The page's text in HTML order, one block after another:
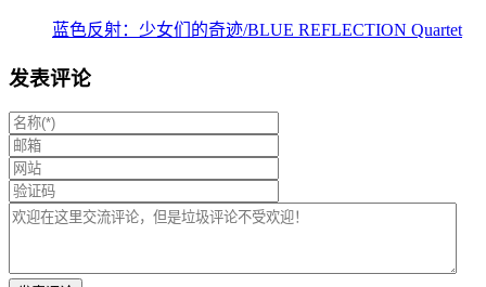
蓝色反射：少女们的奇迹/BLUE REFLECTION Quartet
发表评论